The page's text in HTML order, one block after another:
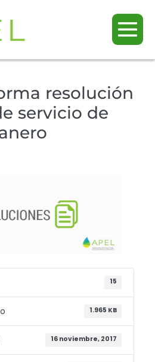
resolución
servicio de
15
1.965 KB
16 noviembre, 2017